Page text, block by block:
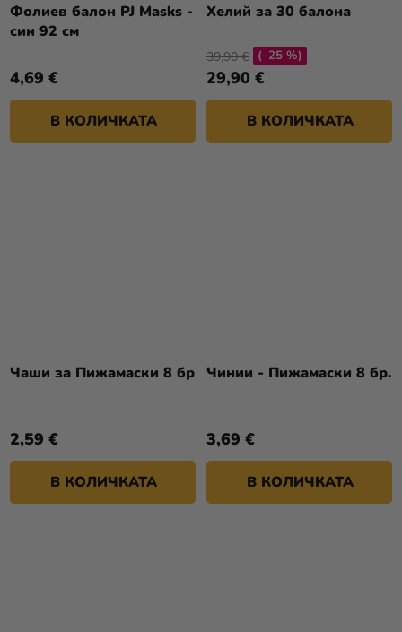
Фолиев балон PJ Masks -
син 92 см
4,69 €
В КОЛИЧКАТА
Хелий за 30 балона
29,90 €
39,90 € (–25 %)
В КОЛИЧКАТА
Чаши за Пижамаски 8 бр
2,59 €
В КОЛИЧКАТА
Чинии - Пижамаски 8 бр.
3,69 €
В КОЛИЧКАТА